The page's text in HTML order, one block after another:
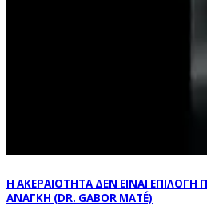
Η ΑΚΕΡΑΙΟΤΗΤΑ ΔΕΝ ΕΙΝΑΙ ΕΠΙΛΟΓΗ
ΑΝΑΓΚΗ (DR. GABOR MATÉ)